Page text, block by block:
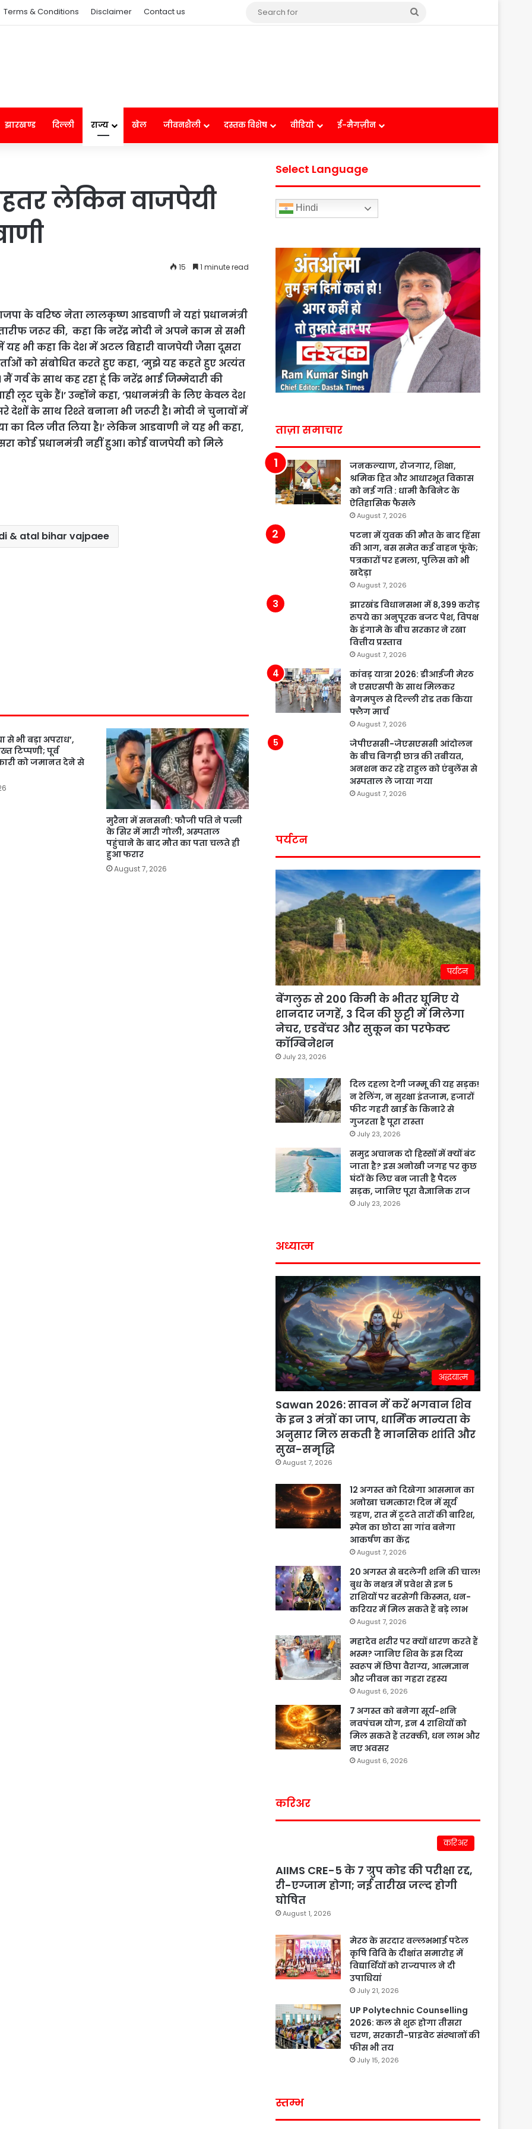
Terms & Conditions Disclaimer Contact us
Search
झारखण्ड दिल्ली राज्य खेल जीवनशैली दस्तक विशेष वीडियो ई-मैगज़ीन
लेकिन वाजपेयी
15 1 minute read
के वरिष्ठ नेता लालकृष्ण आडवाणी ने यहां प्रधानमंत्री
तारीफ जरूर की, कहा कि नरेंद्र मोदी ने अपने काम से सभी
भी कहा कि देश में अटल बिहारी वाजपेयी जैसा दूसरा
को संबोधित करते हुए कहा, ‘मुझे यह कहते हुए अत्यंत
मैं गर्व के साथ कह रहा हूं कि नरेंद्र भाई जिम्मेदारी की
लूट चुके हैं।’ उन्होंने कहा, ‘प्रधानमंत्री के लिए केवल देश
देशों के साथ रिश्ते बनाना भी जरूरी है। मोदी ने चुनावों में
का दिल जीत लिया है।’ लेकिन आडवाणी ने यह भी कहा,
कोई प्रधानमंत्री नहीं हुआ। कोई वाजपेयी को मिले
& atal bihar vajpaee
से भी बड़ा अपराध’,
टिप्पणी; पूर्व
को जमानत देने से
मुरैना में सनसनी: फौजी पति ने पत्नी
के सिर में मारी गोली, अस्पताल
पहुंचाने के बाद मौत का पता चलते ही
हुआ फरार
August 7, 2026
Select Language
Hindi
ताज़ा समाचार
जनकल्याण, रोजगार, शिक्षा,
श्रमिक हित और आधारभूत विकास
को नई गति : धामी कैबिनेट के
ऐतिहासिक फैसले
August 7, 2026
पटना में युवक की मौत के बाद हिंसा
की आग, बस समेत कई वाहन फूंके;
पत्रकारों पर हमला, पुलिस को भी
खदेड़ा
August 7, 2026
झारखंड विधानसभा में 8,399 करोड़
रुपये का अनुपूरक बजट पेश, विपक्ष
के हंगामे के बीच सरकार ने रखा
वित्तीय प्रस्ताव
August 7, 2026
कांवड़ यात्रा 2026: डीआईजी मेरठ
ने एसएसपी के साथ मिलकर
बेगमपुल से दिल्ली रोड तक किया
फ्लैग मार्च
August 7, 2026
जेपीएससी-जेएसएससी आंदोलन
के बीच बिगड़ी छात्र की तबीयत,
अनशन कर रहे राहुल को एंबुलेंस से
अस्पताल ले जाया गया
August 7, 2026
पर्यटन
पर्यटन
बेंगलुरु से 200 किमी के भीतर घूमिए ये
शानदार जगहें, 3 दिन की छुट्टी में मिलेगा
नेचर, एडवेंचर और सुकून का परफेक्ट
कॉम्बिनेशन
July 23, 2026
दिल दहला देगी जम्मू की यह सड़क!
न रेलिंग, न सुरक्षा इंतजाम, हजारों
फीट गहरी खाई के किनारे से
गुजरता है पूरा रास्ता
July 23, 2026
समुद्र अचानक दो हिस्सों में क्यों बंट
जाता है? इस अनोखी जगह पर कुछ
घंटों के लिए बन जाती है पैदल
सड़क, जानिए पूरा वैज्ञानिक राज
July 23, 2026
अध्यात्म
अद्धयात्म
Sawan 2026: सावन में करें भगवान शिव
के इन 3 मंत्रों का जाप, धार्मिक मान्यता के
अनुसार मिल सकती है मानसिक शांति और
सुख-समृद्धि
August 7, 2026
12 अगस्त को दिखेगा आसमान का
अनोखा चमत्कार! दिन में सूर्य
ग्रहण, रात में टूटते तारों की बारिश,
स्पेन का छोटा सा गांव बनेगा
आकर्षण का केंद्र
August 7, 2026
20 अगस्त से बदलेगी शनि की चाल!
बुध के नक्षत्र में प्रवेश से इन 5
राशियों पर बरसेगी किस्मत, धन-
करियर में मिल सकते हैं बड़े लाभ
August 7, 2026
महादेव शरीर पर क्यों धारण करते हैं
भस्म? जानिए शिव के इस दिव्य
स्वरूप में छिपा वैराग्य, आत्मज्ञान
और जीवन का गहरा रहस्य
August 6, 2026
7 अगस्त को बनेगा सूर्य-शनि
नवपंचम योग, इन 4 राशियों को
मिल सकते हैं तरक्की, धन लाभ और
नए अवसर
August 6, 2026
करिअर
करिअर
AIIMS CRE-5 के 7 ग्रुप कोड की परीक्षा रद्द,
री-एग्जाम होगा; नई तारीख जल्द होगी
घोषित
August 1, 2026
मेरठ के सरदार वल्लभभाई पटेल
कृषि विवि के दीक्षांत समारोह में
विद्यार्थियों को राज्यपाल ने दी
उपाधियां
July 21, 2026
UP Polytechnic Counselling
2026: कल से शुरू होगा तीसरा
चरण, सरकारी-प्राइवेट संस्थानों की
फीस भी तय
July 15, 2026
स्तम्भ